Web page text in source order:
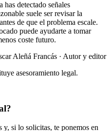
detectado señales
suele ser revisar la
de que el problema escale.
puede ayudarte a tomar
coste futuro.
Aleñá Francás · Autor y editor
asesoramiento legal.
y, si lo solicitas, te ponemos en